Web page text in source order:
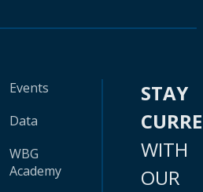
Events
Data
WBG
Academy
STAY
WITH
OUR